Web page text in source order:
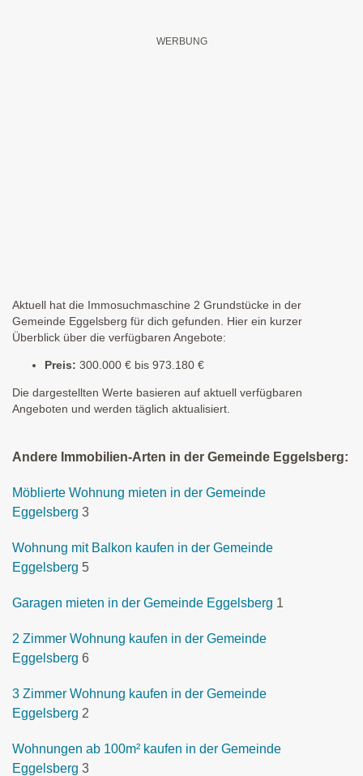
Aktuell hat die Immosuchmaschine 2 Grundstücke in der
Gemeinde Eggelsberg für dich gefunden. Hier ein kurzer
Überblick über die verfügbaren Angebote:
Preis: 300.000 € bis 973.180 €
Die dargestellten Werte basieren auf aktuell verfügbaren
Angeboten und werden täglich aktualisiert.
Andere Immobilien-Arten in der Gemeinde Eggelsberg:
Möblierte Wohnung mieten in der Gemeinde
Eggelsberg 3
Wohnung mit Balkon kaufen in der Gemeinde
Eggelsberg 5
Garagen mieten in der Gemeinde Eggelsberg 1
2 Zimmer Wohnung kaufen in der Gemeinde
Eggelsberg 6
3 Zimmer Wohnung kaufen in der Gemeinde
Eggelsberg 2
Wohnungen ab 100m² kaufen in der Gemeinde
Eggelsberg 3